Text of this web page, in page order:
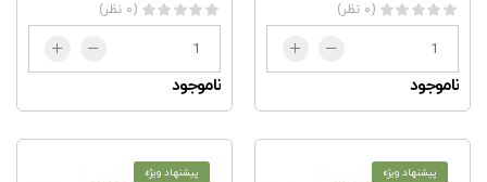
(0 نظر)
ناموجود
(0 نظر)
ناموجود
پیشنهاد ویژه پیشنهاد ویژه